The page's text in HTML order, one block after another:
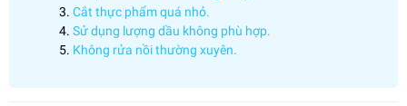
Cắt thực phẩm quá nhỏ.
Sử dụng lượng dầu không phù hợp.
Không rửa nồi thường xuyên.